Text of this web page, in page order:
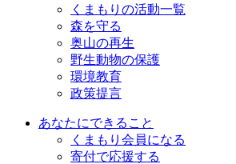
くまもりの活動一覧
森を守る
奥山の再生
野生動物の保護
環境教育
政策提言
あなたにできること
くまもり会員になる
寄付で応援する